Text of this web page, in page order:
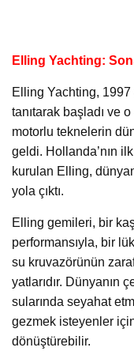
Elling Yachting:
Elling Yachting, 1997
tanıtarak başladı ve
motorlu teknelerin
geldi. Hollanda’nın
kurulan Elling,
yola çıktı.
Elling gemileri, bir
performansıyla, bir
su kruvazörünün
yatlarıdır. Dünyanın
sularında seyahat
gezmek isteyenler
dönüştürebilir.